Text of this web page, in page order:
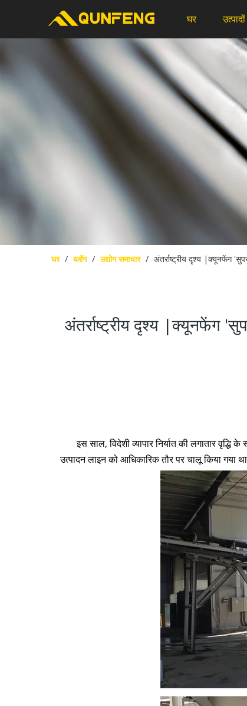
घर उत्पादों
घर / ब्लॉग / उद्योग समाचार / अंतर्राष्ट्रीय दृश्य |क्यूनफेंग
अंतर्राष्ट्रीय दृश्य |क्यूनफेंग
इस साल, विदेशी व्यापार निर्यात की लगातार
उत्पादन लाइन को आधिकारिक तौर पर चालू किया